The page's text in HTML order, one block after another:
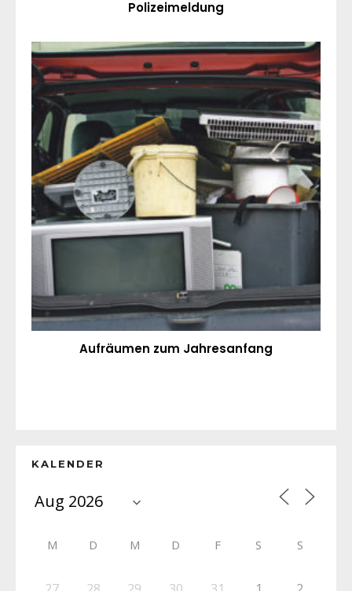
Polizeimeldung
Aufräumen zum Jahresanfang
KALENDER
M D M D F S S